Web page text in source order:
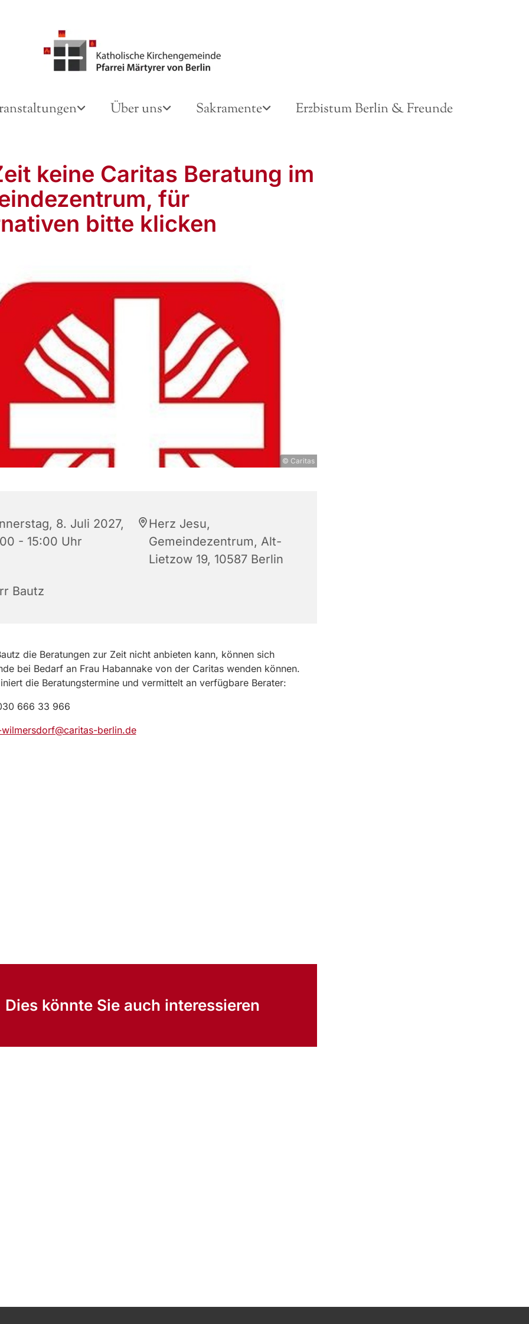
Über uns Sakramente Erzbistum Berlin & Freunde
keine Caritas Beratung im
für
bitte klicken
© Caritas
8. Juli 2027,
- 15:00 Uhr
Herz Jesu,
Gemeindezentrum, Alt-
Lietzow 19, 10587 Berlin
Bautz
die Beratungen zur Zeit nicht anbieten kann, können sich
bei Bedarf an Frau Habannake von der Caritas wenden können.
die Beratungstermine und vermittelt an verfügbare Berater:
666 33 966
berlin.de
Dies könnte Sie auch interessieren